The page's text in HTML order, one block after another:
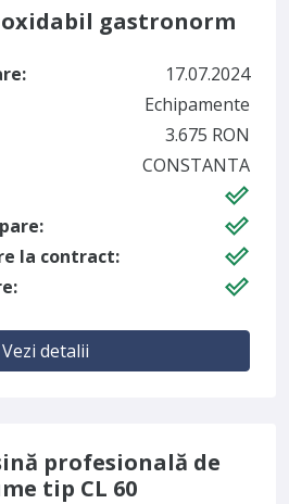
gastronorm
17.07.2024
Echipamente
3.675 RON
CONSTANTA
la contract:
Vezi detalii
profesională de
tip CL 60